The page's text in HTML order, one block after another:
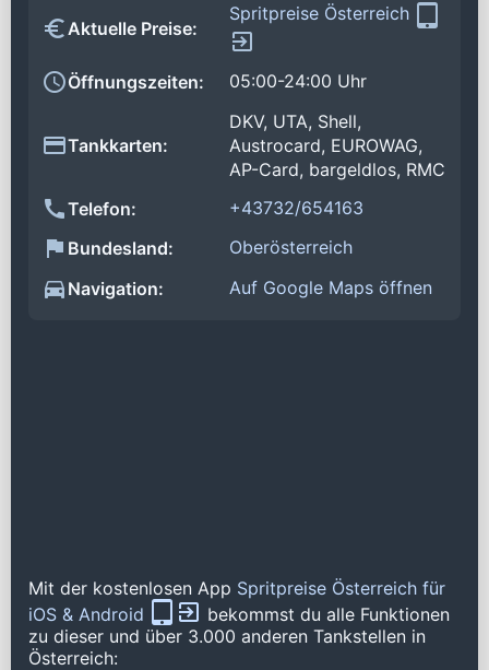
Aktuelle Preise:
Spritpreise Österreich
Öffnungszeiten: 05:00-24:00 Uhr
Tankkarten:
DKV, UTA, Shell,
Austrocard, EUROWAG,
AP-Card, bargeldlos, RMC
Telefon:
+43732/654163
Bundesland:
Oberösterreich
Navigation:
Auf Google Maps öffnen
Mit der kostenlosen App Spritpreise Österreich für
iOS & Android
bekommst du alle Funktionen
zu dieser und über 3.000 anderen Tankstellen in
Österreich: